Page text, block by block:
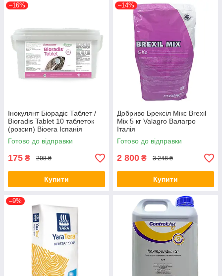
–16%
Інокулянт Біорадіс Таблет /
Bioradis Tablet 10 таблеток
(розсип) Bioera Іспанія
Готово до відправки
175 ₴ 208 ₴
Купити
–14%
Добриво Брексіл Мікс Brexil
Mix 5 кг Valagro Валагро
Італія
Готово до відправки
2 800 ₴ 3 248 ₴
Купити
–9%